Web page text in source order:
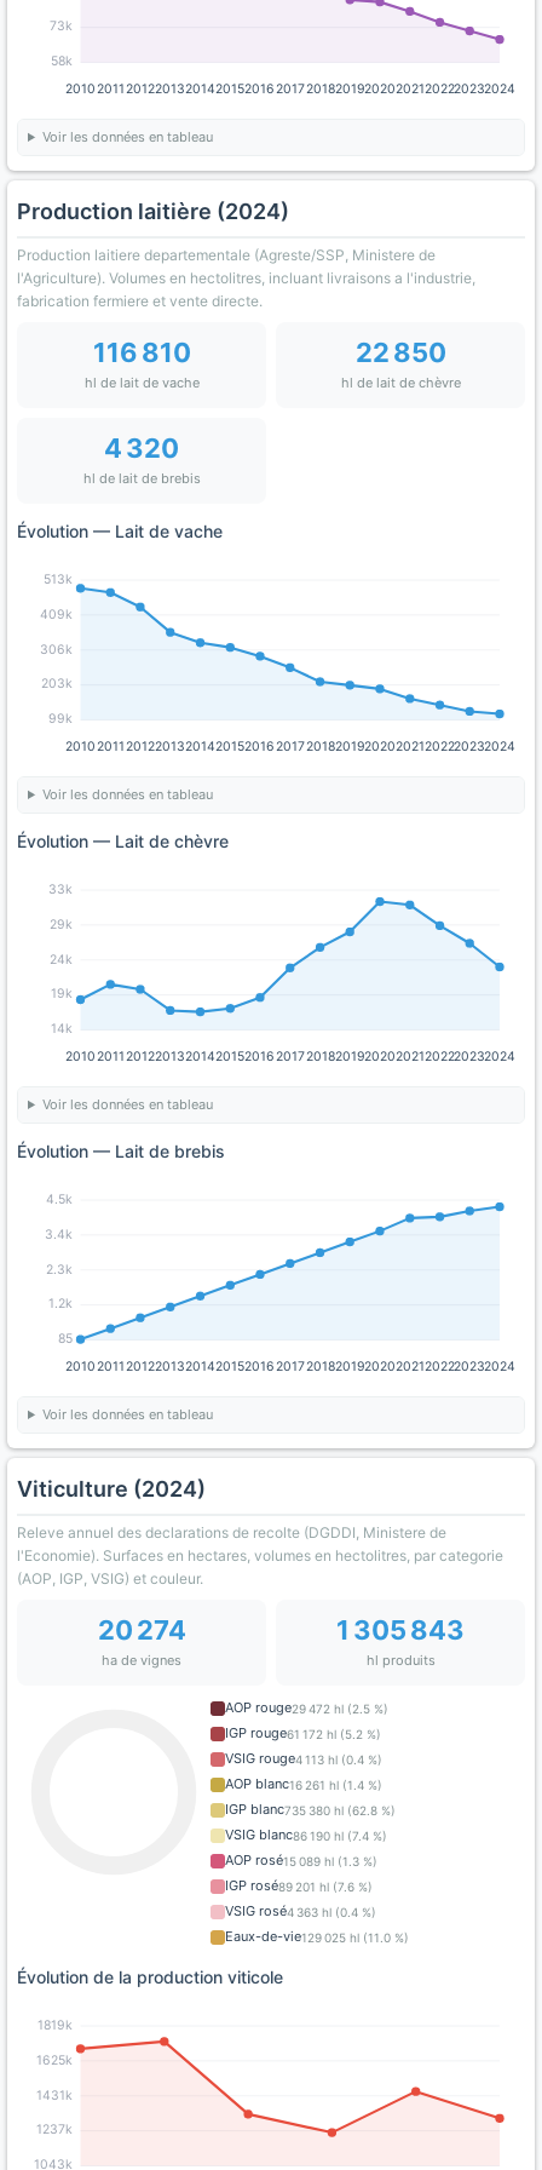
58k
73k
201020112012201320142015201620172018201920202021202220232024
Voir les données en tableau
Production laitière (2024)
Production laitiere departementale (Agreste/SSP, Ministere de
l'Agriculture). Volumes en hectolitres, incluant livraisons a l'industrie,
fabrication fermiere et vente directe.
116 810
hl de lait de vache
22 850
hl de lait de chèvre
4 320
hl de lait de brebis
Évolution — Lait de vache
99k
203k
306k
409k
513k
201020112012201320142015201620172018201920202021202220232024
Voir les données en tableau
Évolution — Lait de chèvre
14k
19k
24k
29k
33k
201020112012201320142015201620172018201920202021202220232024
Voir les données en tableau
Évolution — Lait de brebis
85
1.2k
2.3k
3.4k
4.5k
201020112012201320142015201620172018201920202021202220232024
Voir les données en tableau
Viticulture (2024)
Releve annuel des declarations de recolte (DGDDI, Ministere de
l'Economie). Surfaces en hectares, volumes en hectolitres, par categorie
(AOP, IGP, VSIG) et couleur.
20 274
ha de vignes
1 305 843
hl produits
AOP rouge29 472 hl (2.5 %)
IGP rouge61 172 hl (5.2 %)
VSIG rouge4 113 hl (0.4 %)
AOP blanc16 261 hl (1.4 %)
IGP blanc735 380 hl (62.8 %)
VSIG blanc86 190 hl (7.4 %)
AOP rosé15 089 hl (1.3 %)
IGP rosé89 201 hl (7.6 %)
VSIG rosé4 363 hl (0.4 %)
Eaux-de-vie129 025 hl (11.0 %)
Évolution de la production viticole
1043k
1237k
1431k
1625k
1819k